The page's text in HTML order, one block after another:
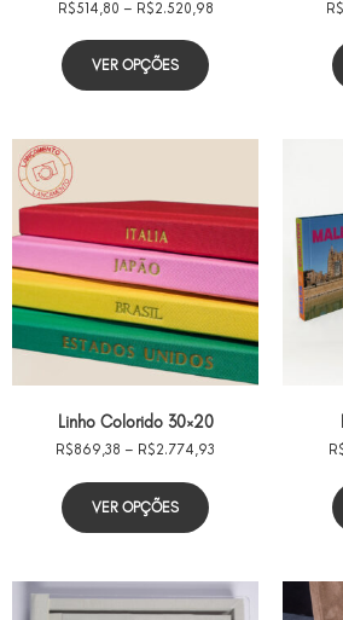
R$514,80 – R$2.520,98
VER OPÇÕES
R$
Linho Colorido 30×20
R$869,38 – R$2.774,93
VER OPÇÕES